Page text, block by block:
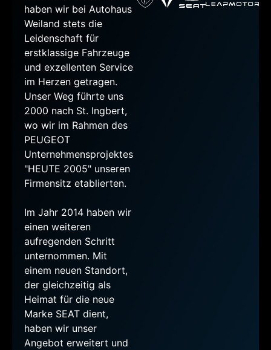
haben wir bei Autohaus
Weiland stets die
Leidenschaft für
erstklassige Fahrzeuge
und exzellenten Service
im Herzen getragen.
Unser Weg führte uns
2000 nach St. Ingbert,
wo wir im Rahmen des
PEUGEOT
Unternehmensprojektes
"HEUTE 2005" unseren
Firmensitz etablierten.
Im Jahr 2014 haben wir
einen weiteren
aufregenden Schritt
unternommen. Mit
einem neuen Standort,
der gleichzeitig als
Heimat für die neue
Marke SEAT dient,
haben wir unser
Angebot erweitert und